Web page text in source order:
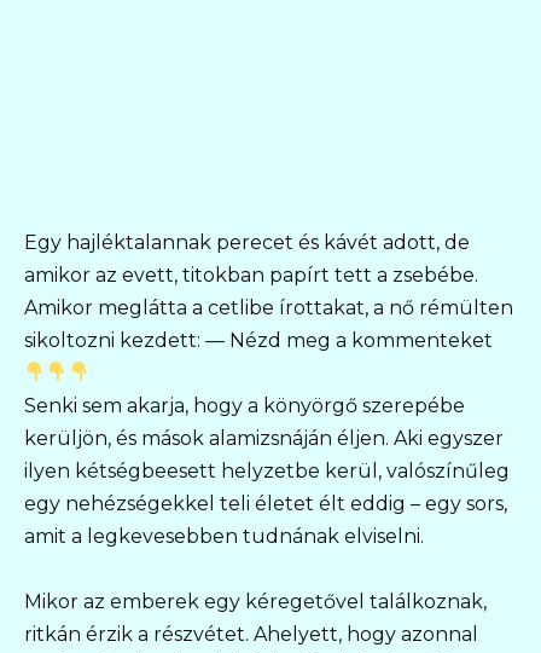
Egy hajléktalannak perecet és kávét adott, de
amikor az evett, titokban papírt tett a zsebébe.
Amikor meglátta a cetlibe írottakat, a nő rémülten
sikoltozni kezdett: — Nézd meg a kommenteket
Senki sem akarja, hogy a könyörgő szerepébe
kerüljön, és mások alamizsnáján éljen. Aki egyszer
ilyen kétségbeesett helyzetbe kerül, valószínűleg
egy nehézségekkel teli életet élt eddig – egy sors,
amit a legkevesebben tudnának elviselni.
Mikor az emberek egy kéregetővel találkoznak,
ritkán érzik a részvétet. Ahelyett, hogy azonnal